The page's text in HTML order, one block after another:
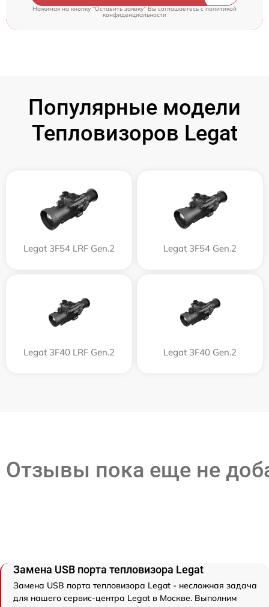
Нажимая на кнопку "Оставить заявку" Вы соглашаетесь c политикой
конфиденциальности
Популярные модели
Тепловизоров Legat
Legat 3F54 LRF Gen.2 Legat 3F54 Gen.2
Legat 3F40 LRF Gen.2 Legat 3F40 Gen.2
Отзывы пока еще не
Замена USB порта тепловизора Legat
Замена USB порта тепловизора Legat - несложная задача
для нашего сервис-центра Legat в Москве. Выполним